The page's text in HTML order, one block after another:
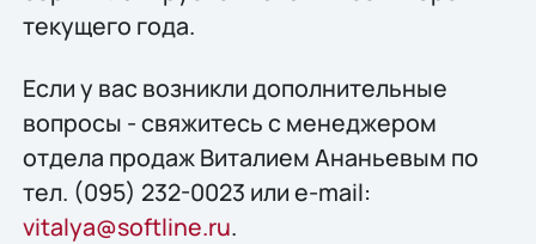
текущего года.
Если у вас возникли дополнительные
вопросы - свяжитесь с менеджером
отдела продаж Виталием Ананьевым по
тел. (095) 232-0023 или e-mail:
vitalya@softline.ru.